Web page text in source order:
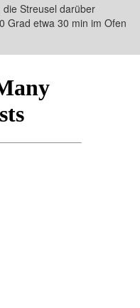
Streusel darüber
Grad etwa 30 min im Ofen